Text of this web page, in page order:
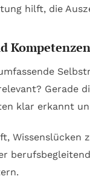
hilft, die
Kompetenzen
Gerade
klar erkannt